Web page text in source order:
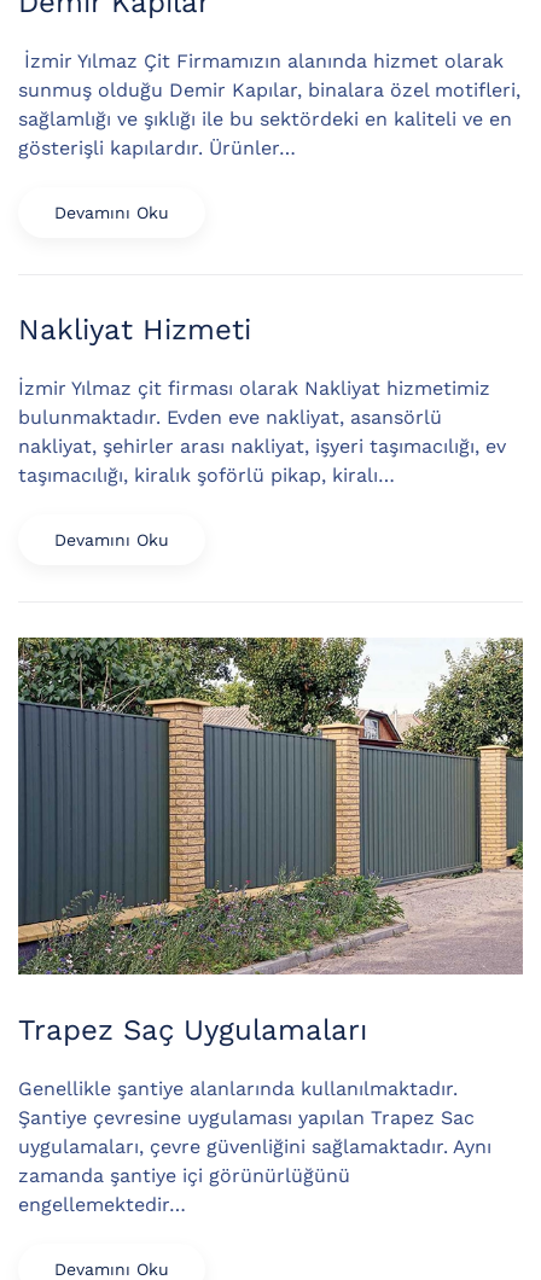
İzmir Yılmaz Çit Firmamızın alanında hizmet olarak
sunmuş olduğu Demir Kapılar, binalara özel motifleri,
sağlamlığı ve şıklığı ile bu sektördeki en kaliteli ve en
gösterişli kapılardır. Ürünler…
Devamını Oku
Nakliyat Hizmeti
İzmir Yılmaz çit firması olarak Nakliyat hizmetimiz
bulunmaktadır. Evden eve nakliyat, asansörlü
nakliyat, şehirler arası nakliyat, işyeri taşımacılığı, ev
taşımacılığı, kiralık şoförlü pikap, kiralı…
Devamını Oku
Trapez Saç Uygulamaları
Genellikle şantiye alanlarında kullanılmaktadır.
Şantiye çevresine uygulaması yapılan Trapez Sac
uygulamaları, çevre güvenliğini sağlamaktadır. Aynı
zamanda şantiye içi görünürlüğünü
engellemektedir…
Devamını Oku